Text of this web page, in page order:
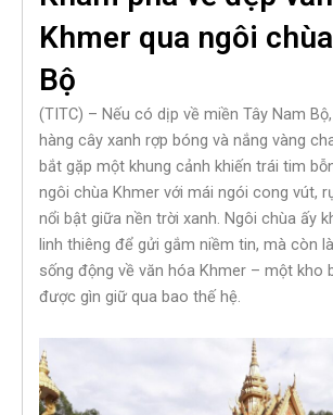
Khmer qua ngôi
Bộ
(TITC) – Nếu có dịp về miền Tây Nam
hàng cây xanh rợp bóng và nắng vàng
bắt gặp một khung cảnh khiến trái tim
ngôi chùa Khmer với mái ngói cong vút,
nổi bật giữa nền trời xanh. Ngôi chùa ấy
linh thiêng để gửi gắm niềm tin, mà còn
sống động về văn hóa Khmer – một kho
được gìn giữ qua bao thế hệ.